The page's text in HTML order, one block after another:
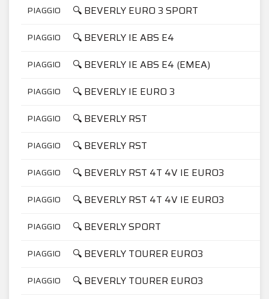
PIAGGIO 🔍 BEVERLY EURO 3 SPORT
PIAGGIO 🔍 BEVERLY IE ABS E4
PIAGGIO 🔍 BEVERLY IE ABS E4 (EMEA)
PIAGGIO 🔍 BEVERLY IE EURO 3
PIAGGIO 🔍 BEVERLY RST
PIAGGIO 🔍 BEVERLY RST
PIAGGIO 🔍 BEVERLY RST 4T 4V IE EURO3
PIAGGIO 🔍 BEVERLY RST 4T 4V IE EURO3
PIAGGIO 🔍 BEVERLY SPORT
PIAGGIO 🔍 BEVERLY TOURER EURO3
PIAGGIO 🔍 BEVERLY TOURER EURO3